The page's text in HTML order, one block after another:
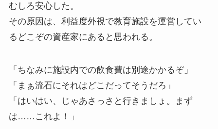
むしろ安心した。
その原因は、利益度外視で教育施設を運営してい
るどこぞの資産家にあると思われる。
「ちなみに施設内での飲食費は別途かかるぞ」
「まぁ流石にそれはどこだってそうだろ」
「はいはい、じゃあさっさと行きましょ。まず
は……これよ！」